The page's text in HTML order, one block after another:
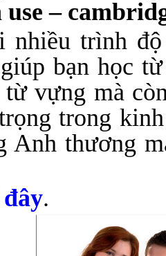
–
nhiều trình
bạn học
vựng mà
trong
Anh thương
.